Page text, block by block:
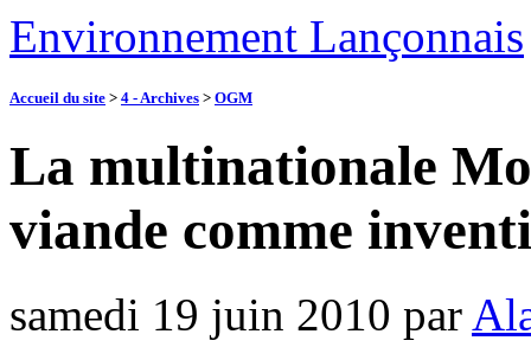
Environnement Lançonnais
Accueil du site > 4 - Archives > OGM
La multinationale
viande comme
samedi 19 juin 2010 par